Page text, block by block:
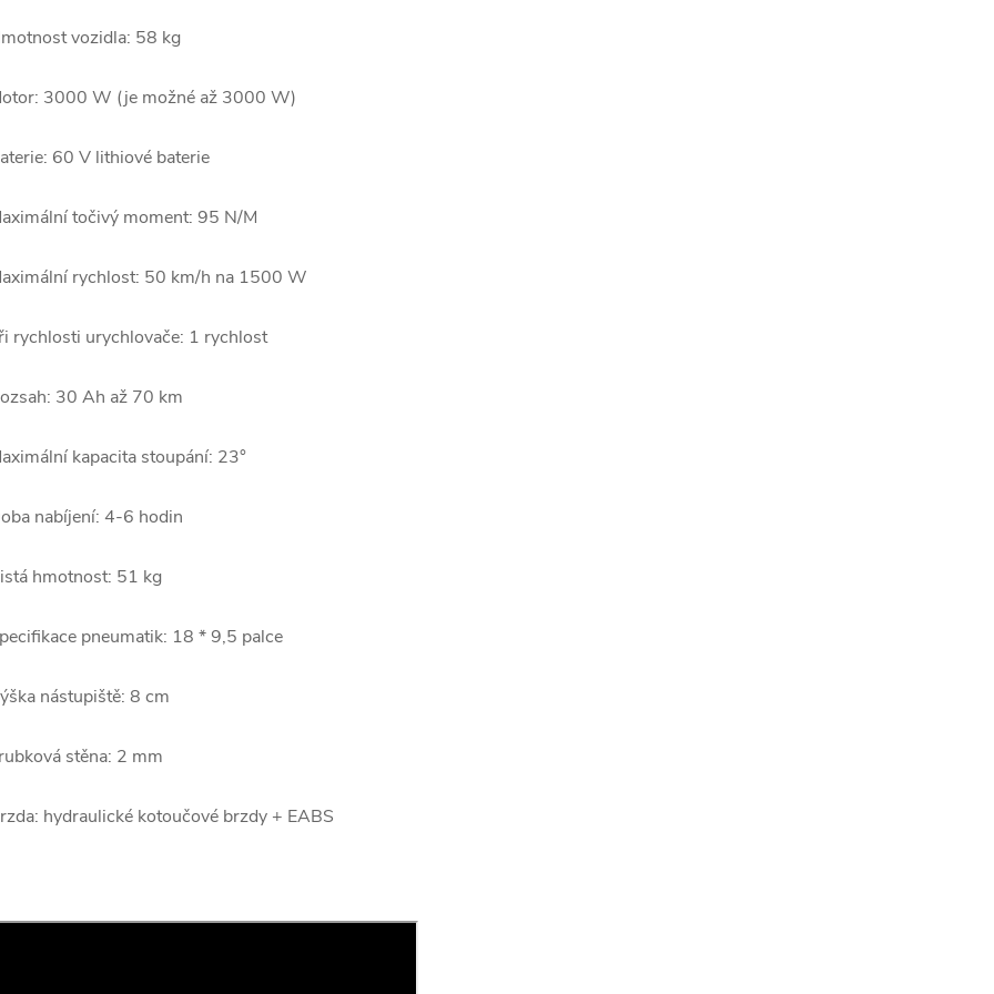
vozidla: 58 kg
3000 W (je možné až 3000 W)
60 V lithiové baterie
točivý moment: 95 N/M
rychlost: 50 km/h na 1500 W
rychlosti urychlovače: 1 rychlost
sah: 30 Ah až 70 km
kapacita stoupání: 23°
nabíjení: 4-6 hodin
hmotnost: 51 kg
pneumatik: 18 * 9,5 palce
nástupiště: 8 cm
stěna: 2 mm
hydraulické kotoučové brzdy + EABS